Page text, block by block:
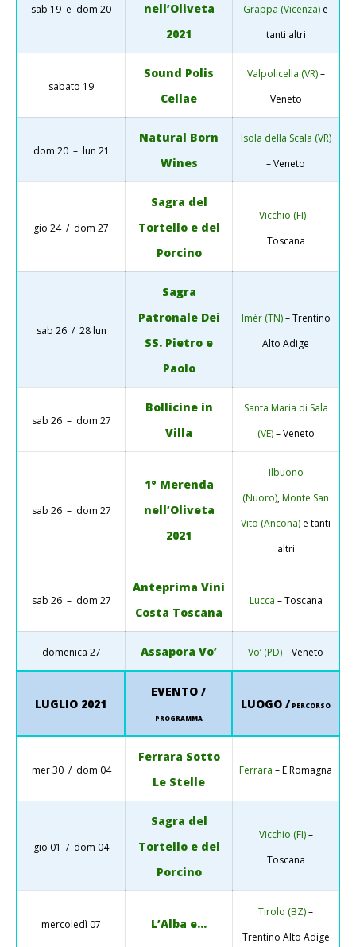
sab 19 e dom 20
nell’Oliveta
2021
Grappa (Vicenza) e
tanti altri
sabato 19
Sound Polis
Cellae
Valpolicella (VR)–
Veneto
dom 20 – lun 21
Natural Born
Wines
Isola della Scala (VR)
– Veneto
gio 24 / dom 27
Sagra del
Tortello e del
Porcino
Vicchio (FI)–
Toscana
sab 26 / 28 lun
Sagra
Patronale Dei
SS. Pietro e
Paolo
Imèr (TN)– Trentino
Alto Adige
sab 26 – dom 27
Bollicine in
Villa
Santa Maria di Sala
(VE)– Veneto
sab 26 – dom 27
1° Merenda
nell’Oliveta
2021
Ilbuono
(Nuoro),Monte San
Vito (Ancona) e tanti
altri
sab 26 – dom 27
Anteprima Vini
Costa Toscana
Lucca – Toscana
domenica 27 Assapora Vo’ Vo’ (PD)– Veneto
LUGLIO 2021
EVENTO /
PROGRAMMA
LUOGO / PERCORSO
mer 30 / dom 04
Ferrara Sotto
Le Stelle
Ferrara – E.Romagna
gio 01 / dom 04
Sagra del
Tortello e del
Porcino
Vicchio (FI)–
Toscana
mercoledì 07 L’Alba e…
Tirolo (BZ)–
Trentino Alto Adige